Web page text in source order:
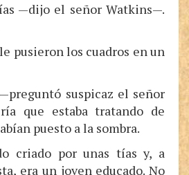
—dijo el señor Watkins—.
pusieron los cuadros en un
suspicaz el señor
que estaba tratando de
puesto a la sombra.
criado por unas tías y, a
era un joven educado. No